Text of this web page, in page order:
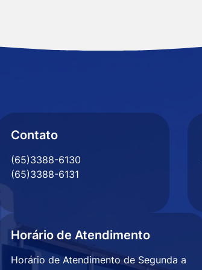
Contato
(65)3388-6130
(65)3388-6131
Horário de Atendimento
Horário de Atendimento de Segunda a